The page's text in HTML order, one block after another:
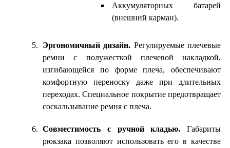
Аккумуляторных батарей
(внешний карман).
Эргономичный дизайн. Регулируемые плечевые
ремни с полужесткой плечевой накладкой,
изгибающейся по форме плеча, обеспечивают
комфортную переноску даже при длительных
переходах. Специальное покрытие предотвращает
соскальзывание ремня с плеча.
Совместимость с ручной кладью. Габариты
рюкзака позволяют использовать его в качестве